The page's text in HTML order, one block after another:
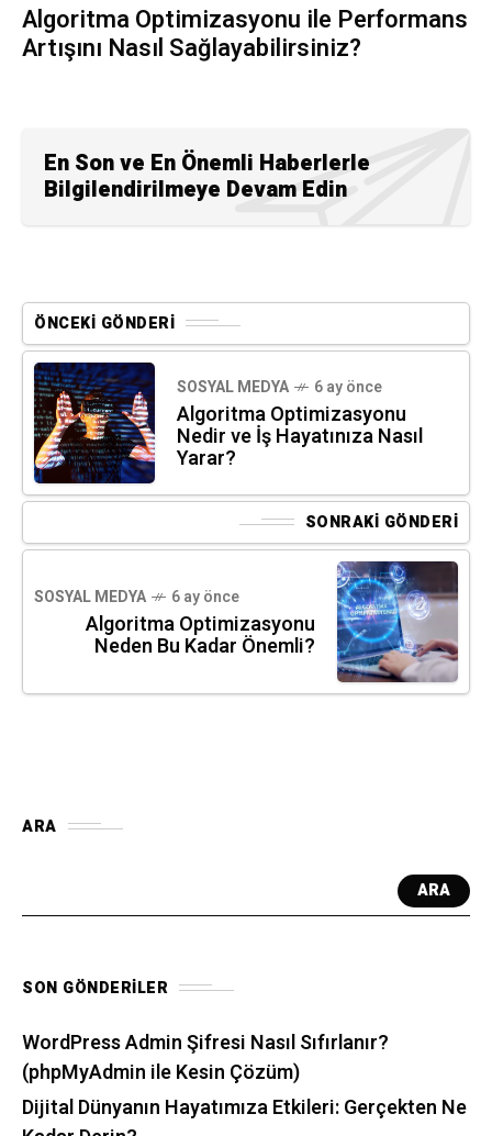
Algoritma Optimizasyonu ile Performans
Artışını Nasıl Sağlayabilirsiniz?
En Son ve En Önemli Haberlerle
Bilgilendirilmeye Devam Edin
ÖNCEKI GÖNDERI
SOSYAL MEDYA 6 ay önce
Algoritma Optimizasyonu
Nedir ve İş Hayatınıza Nasıl
Yarar?
SONRAKI GÖNDERI
SOSYAL MEDYA 6 ay önce
Algoritma Optimizasyonu
Neden Bu Kadar Önemli?
ARA
ARA
SON GÖNDERILER
WordPress Admin Şifresi Nasıl Sıfırlanır?
(phpMyAdmin ile Kesin Çözüm)
Dijital Dünyanın Hayatımıza Etkileri: Gerçekten Ne